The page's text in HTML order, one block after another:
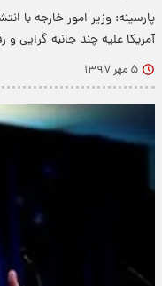
پارسینه: وزیر امور خارجه
آمریکا علیه چند جانبه گرایی
۵ مهر ۱۳۹۷